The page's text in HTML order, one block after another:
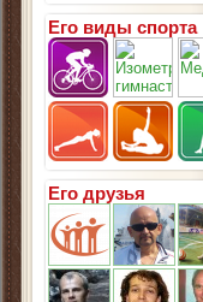
Его виды спорта
Его друзья